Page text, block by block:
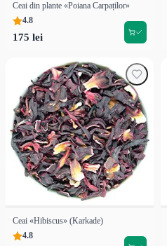
Ceai din plante «Poiana Carpaților»
4.8
175 lei
Ceai «Hibiscus» (Karkade)
4.8